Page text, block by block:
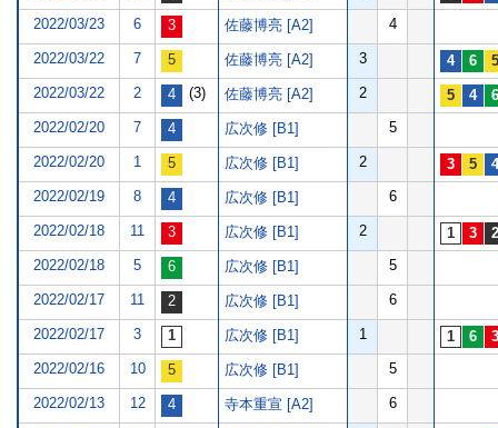
2022/03/23 6 佐藤博亮 [A2] 4
2022/03/22 7 佐藤博亮 [A2] 3
2022/03/22 2 (3) 佐藤博亮 [A2] 2
2022/02/20 7 広次修 [B1] 5
2022/02/20 1 広次修 [B1] 2
2022/02/19 8 広次修 [B1] 6
2022/02/18 11 広次修 [B1] 2
2022/02/18 5 広次修 [B1] 5
2022/02/17 11 広次修 [B1] 6
2022/02/17 3 広次修 [B1] 1
2022/02/16 10 広次修 [B1] 5
2022/02/13 12 寺本重宣 [A2] 6